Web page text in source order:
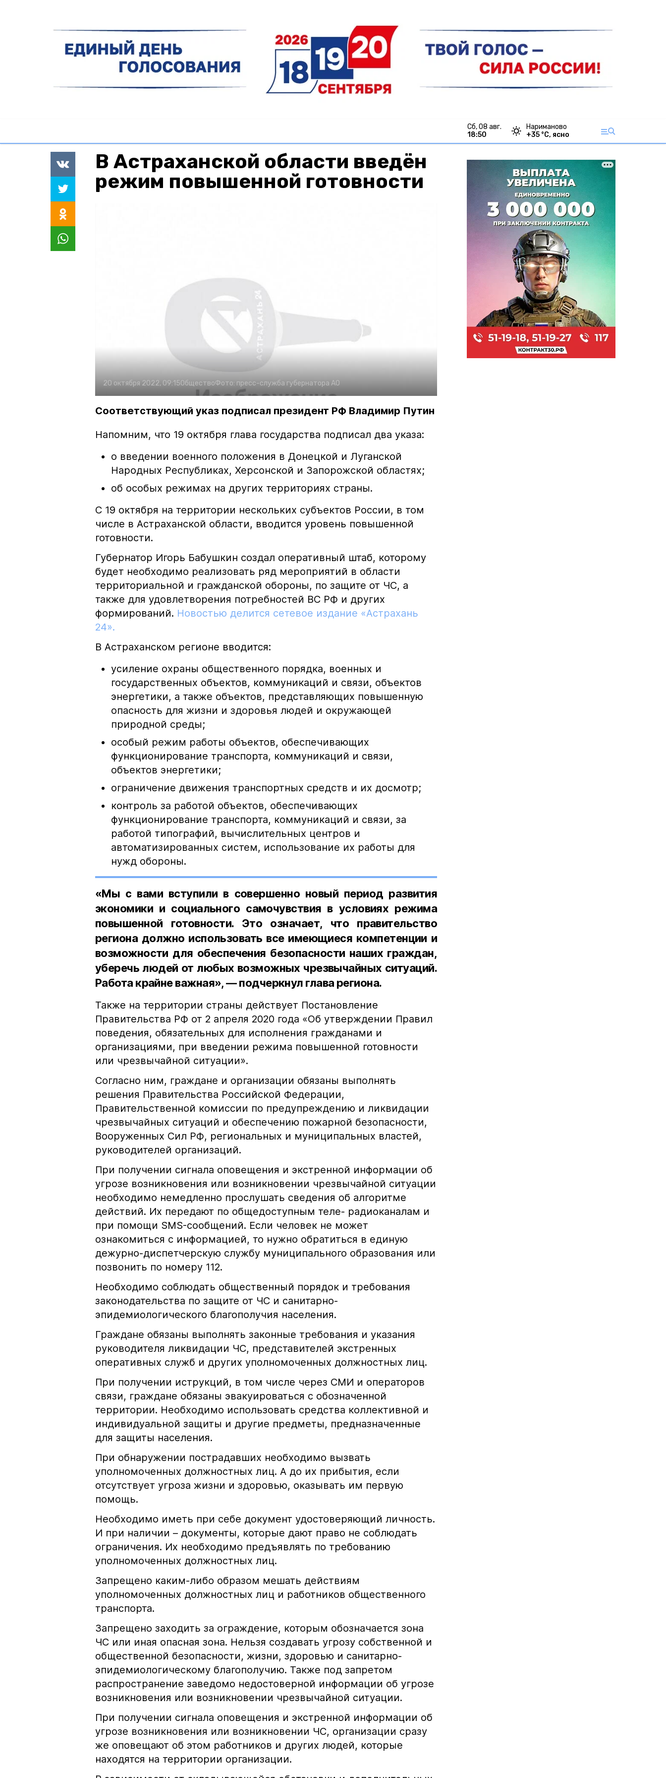
сб, 08 авг.
18:50
Нариманово
+35 °С, ясно
В Астраханской области введён
режим повышенной готовности
20 октября 2022, 09:15ОбществоФото: пресс-служба губернатора АО
Соответствующий указ подписал президент РФ Владимир Путин
Напомним, что 19 октября глава государства подписал два указа:
о введении военного положения в Донецкой и Луганской
Народных Республиках, Херсонской и Запорожской областях;
об особых режимах на других территориях страны.
С 19 октября на территории нескольких субъектов России, в том
числе в Астраханской области, вводится уровень повышенной
готовности.
Губернатор Игорь Бабушкин создал оперативный штаб, которому
будет необходимо реализовать ряд мероприятий в области
территориальной и гражданской обороны, по защите от ЧС, а
также для удовлетворения потребностей ВС РФ и других
формирований. Новостью делится сетевое издание «Астрахань
24».
В Астраханском регионе вводится:
усиление охраны общественного порядка, военных и
государственных объектов, коммуникаций и связи, объектов
энергетики, а также объектов, представляющих повышенную
опасность для жизни и здоровья людей и окружающей
природной среды;
особый режим работы объектов, обеспечивающих
функционирование транспорта, коммуникаций и связи,
объектов энергетики;
ограничение движения транспортных средств и их досмотр;
контроль за работой объектов, обеспечивающих
функционирование транспорта, коммуникаций и связи, за
работой типографий, вычислительных центров и
автоматизированных систем, использование их работы для
нужд обороны.
«Мы с вами вступили в совершенно новый период развития
экономики и социального самочувствия в условиях режима
повышенной готовности. Это означает, что правительство
региона должно использовать все имеющиеся компетенции и
возможности для обеспечения безопасности наших граждан,
уберечь людей от любых возможных чрезвычайных ситуаций.
Работа крайне важная», — подчеркнул глава региона.
Также на территории страны действует Постановление
Правительства РФ от 2 апреля 2020 года «Об утверждении Правил
поведения, обязательных для исполнения гражданами и
организациями, при введении режима повышенной готовности
или чрезвычайной ситуации».
Согласно ним, граждане и организации обязаны выполнять
решения Правительства Российской Федерации,
Правительственной комиссии по предупреждению и ликвидации
чрезвычайных ситуаций и обеспечению пожарной безопасности,
Вооруженных Сил РФ, региональных и муниципальных властей,
руководителей организаций.
При получении сигнала оповещения и экстренной информации об
угрозе возникновения или возникновении чрезвычайной ситуации
необходимо немедленно прослушать сведения об алгоритме
действий. Их передают по общедоступным теле- радиоканалам и
при помощи SMS-сообщений. Если человек не может
ознакомиться с информацией, то нужно обратиться в единую
дежурно-диспетчерскую службу муниципального образования или
позвонить по номеру 112.
Необходимо соблюдать общественный порядок и требования
законодательства по защите от ЧС и санитарно-
эпидемиологического благополучия населения.
Граждане обязаны выполнять законные требования и указания
руководителя ликвидации ЧС, представителей экстренных
оперативных служб и других уполномоченных должностных лиц.
При получении иструкций, в том числе через СМИ и операторов
связи, граждане обязаны эвакуироваться с обозначенной
территории. Необходимо использовать средства коллективной и
индивидуальной защиты и другие предметы, предназначенные
для защиты населения.
При обнаружении пострадавших необходимо вызвать
уполномоченных должностных лиц. А до их прибытия, если
отсутствует угроза жизни и здоровью, оказывать им первую
помощь.
Необходимо иметь при себе документ удостоверяющий личность.
И при наличии – документы, которые дают право не соблюдать
ограничения. Их необходимо предъявлять по требованию
уполномоченных должностных лиц.
Запрещено каким-либо образом мешать действиям
уполномоченных должностных лиц и работников общественного
транспорта.
Запрещено заходить за ограждение, которым обозначается зона
ЧС или иная опасная зона. Нельзя создавать угрозу собственной и
общественной безопасности, жизни, здоровью и санитарно-
эпидемиологическому благополучию. Также под запретом
распространение заведомо недостоверной информации об угрозе
возникновения или возникновении чрезвычайной ситуации.
При получении сигнала оповещения и экстренной информации об
угрозе возникновения или возникновении ЧС, организации сразу
же оповещают об этом работников и других людей, которые
находятся на территории организации.